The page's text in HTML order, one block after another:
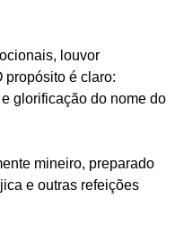
louvor
propósito é claro:
glorificação do nome do
mineiro, preparado
e outras refeições